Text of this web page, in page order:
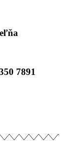
7891